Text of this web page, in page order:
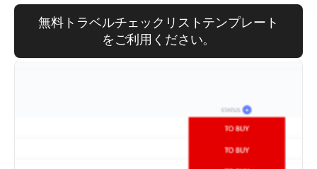
無料トラベルチェックリストテンプレート
をご利用ください。